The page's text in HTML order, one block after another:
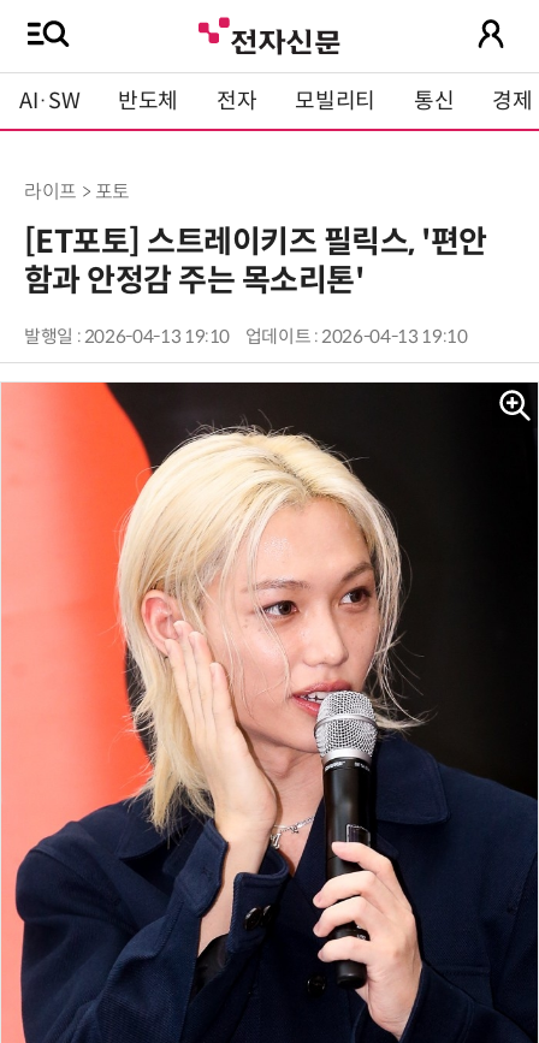
AI·SW 반도체 전자 모빌리티 통신 경제
라이프 > 포토
[ET포토] 스트레이키즈 필릭스, '편안
함과 안정감 주는 목소리톤'
발행일 : 2026-04-13 19:10 업데이트 : 2026-04-13 19:10